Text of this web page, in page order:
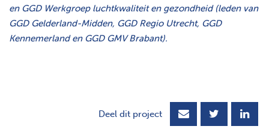
en GGD Werkgroep luchtkwaliteit en gezondheid (leden van
GGD Gelderland-Midden, GGD Regio Utrecht, GGD
Kennemerland en GGD GMV Brabant).
Deel dit project